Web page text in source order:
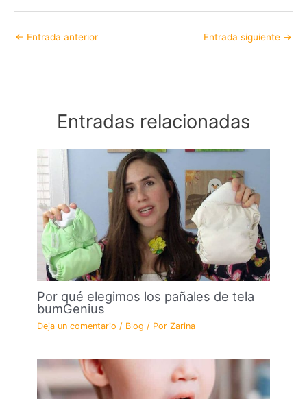
← Entrada anterior Entrada siguiente →
Entradas relacionadas
Por qué elegimos los pañales de tela
bumGenius
Deja un comentario / Blog / PorZarina